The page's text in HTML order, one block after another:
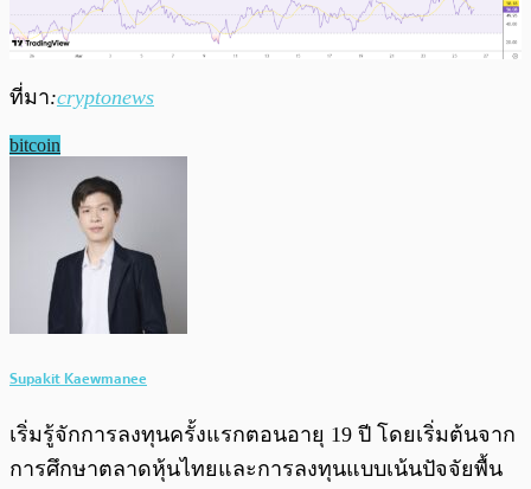
ที่มา:cryptonews
bitcoin
Supakit Kaewmanee
เริ่มรู้จักการลงทุนครั้งแรกตอนอายุ 19 ปี โดยเริ่มต้นจาก
การศึกษาตลาดหุ้นไทยและการลงทุนแบบเน้นปัจจัยพื้น